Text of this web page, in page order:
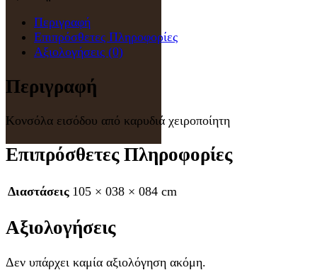
Περιγραφή
Επιπρόσθετες Πληροφορίες
Αξιολογήσεις (0)
Περιγραφή
Κονσόλα εισόδου από καρυδιά χειροποίητη
Επιπρόσθετες Πληροφορίες
Διαστάσεις 105 × 038 × 084 cm
Αξιολογήσεις
Δεν υπάρχει καμία αξιολόγηση ακόμη.